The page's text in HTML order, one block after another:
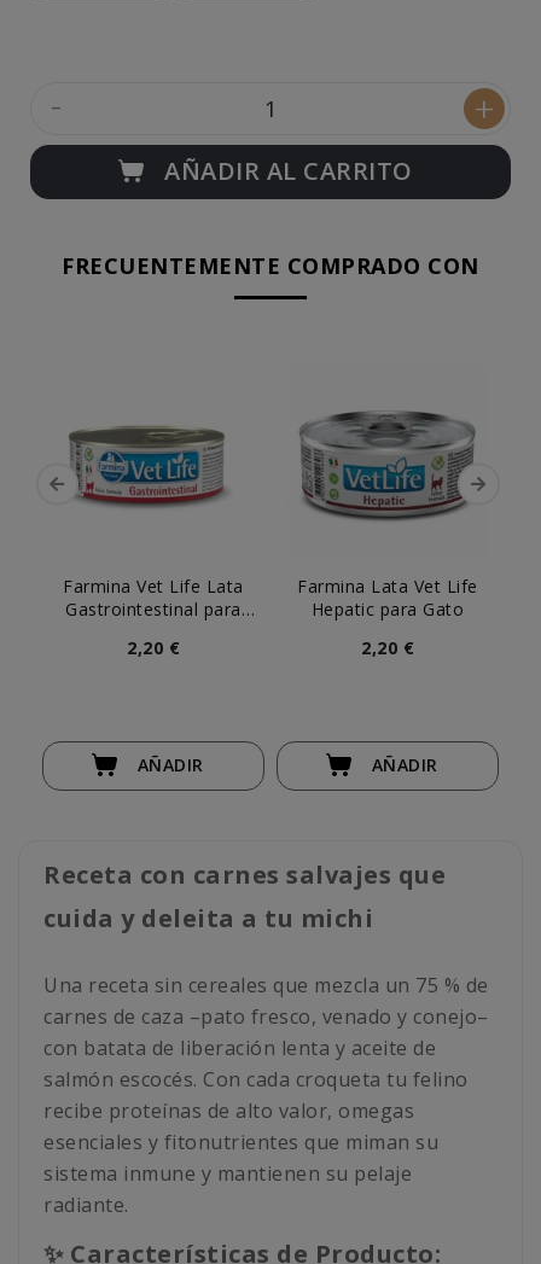
- +
AÑADIR AL CARRITO
FRECUENTEMENTE COMPRADO CON
Farmina Vet Life Lata
Gastrointestinal para
2,20 €
AÑADIR
Farmina Lata Vet Life
Hepatic para Gato
2,20 €
AÑADIR
Receta con carnes salvajes que
cuida y deleita a tu michi
Una receta sin cereales que mezcla un 75 % de
carnes de caza –pato fresco, venado y conejo–
con batata de liberación lenta y aceite de
salmón escocés. Con cada croqueta tu felino
recibe proteínas de alto valor, omegas
esenciales y fitonutrientes que miman su
sistema inmune y mantienen su pelaje
radiante.
✨ Características de Producto: